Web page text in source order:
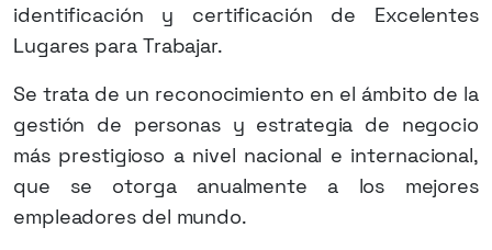
identificación y certificación de Excelentes
Lugares para Trabajar.
Se trata de un reconocimiento en el ámbito de la
gestión de personas y estrategia de negocio
más prestigioso a nivel nacional e internacional,
que se otorga anualmente a los mejores
empleadores del mundo.